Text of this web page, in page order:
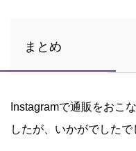
まとめ
Instagramで通販をおこ
したが、いかがでしたで